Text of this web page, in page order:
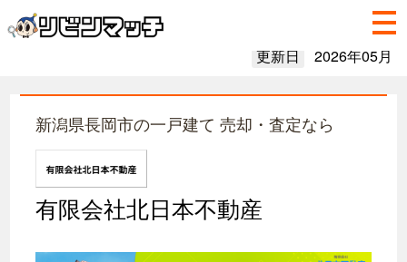
更新日 2026年05月
新潟県長岡市の一戸建て 売却・査定なら
有限会社北日本不動産